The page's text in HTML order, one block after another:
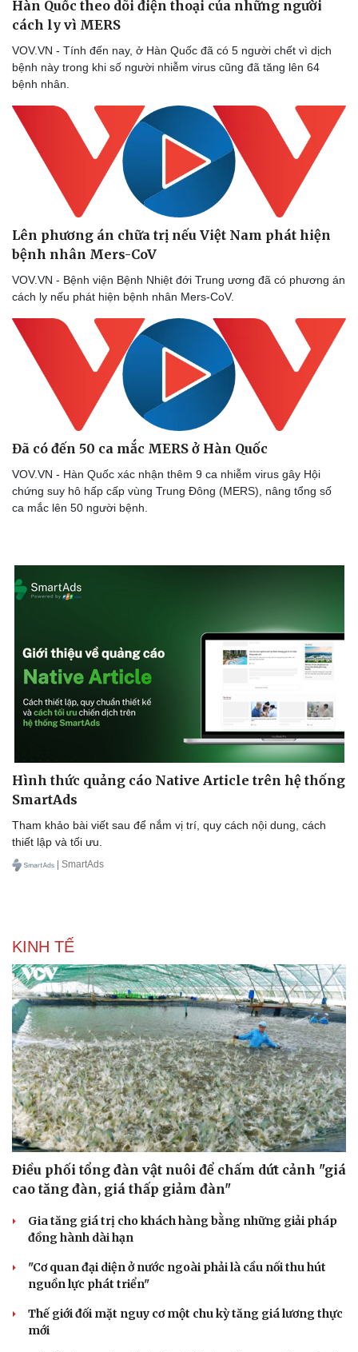
Sức khỏe
Dinh dưỡng - món ngon
Cây thuốc
Sản phụ khoa
Nhi khoa
Nam khoa
Đời sống
Blog
Hàn Quốc theo dõi điện thoại của những người
cách ly vì MERS
VOV.VN - Tính đến nay, ở Hàn Quốc đã có 5 người chết vì dịch
bệnh này trong khi số người nhiễm virus cũng đã tăng lên 64
bệnh nhân.
Lên phương án chữa trị nếu Việt Nam phát hiện
bệnh nhân Mers-CoV
VOV.VN - Bệnh viện Bệnh Nhiệt đới Trung ương đã có phương án
cách ly nếu phát hiện bệnh nhân Mers-CoV.
Đã có đến 50 ca mắc MERS ở Hàn Quốc
VOV.VN - Hàn Quốc xác nhận thêm 9 ca nhiễm virus gây Hội
chứng suy hô hấp cấp vùng Trung Đông (MERS), nâng tổng số
ca mắc lên 50 người bệnh.
Hình thức quảng cáo Native Article trên hệ thống
SmartAds
Tham khảo bài viết sau để nắm vị trí, quy cách nội dung, cách
thiết lập và tối ưu.
| SmartAds
KINH TẾ
Điều phối tổng đàn vật nuôi để chấm dứt cảnh "giá
cao tăng đàn, giá thấp giảm đàn"
Gia tăng giá trị cho khách hàng bằng những giải pháp
đồng hành dài hạn
"Cơ quan đại diện ở nước ngoài phải là cầu nối thu hút
nguồn lực phát triển"
Thế giới đối mặt nguy cơ một chu kỳ tăng giá lương thực
mới